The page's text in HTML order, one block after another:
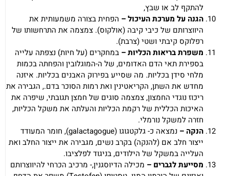
להתקף לב או שבץ,
הגנה על מערכת העיכול – הפחית בצורה משמעותית את
היווצרותם של כיבי קיבה (אולקוס). צמצמה את התרחשותו של
רפלוקס קיבתי ושטי (צרבת).
משפרת בריאות הכליות – במחקרים (על חיות) נצפתה עלייה
בספירת תאי הדם האדומים, של ה-המוגלובין והפחתה בכמות
מלחי סידן בכליות. מה שסייע בפירוק האבנים בכליות. איזנה
מחדש את השתן, הקריאטינין ואת רמות הסוכר בדם., הגבירה את
ריכוז נוגדי החמצון, צמצמה סוגים של חמצן תגובתי, שיפרה את
האיכות הכללית של רקמת הכליות והעלתה את משקל הכליות,
חזרה למשקל נורמלי.
הנקה –
נמצאה כ- גלקטגוגו (galactagogue), חומר המעודד
ייצור חלב אם (להנקה) בקרב נשים, מגבירה את ייצור החלב ואת
העלייה במשקל של הילודים, בניגוד לפלציבו.
מסייעת לגברים – מכילה הדיוסגנין,- מרכיב הכרחי להיווצרותם